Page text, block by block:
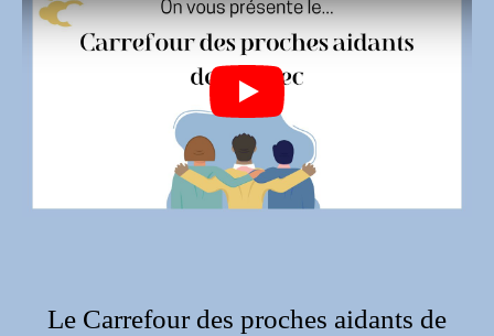
Play
Le Carrefour des proches aidants de